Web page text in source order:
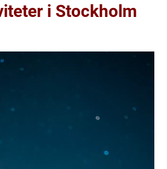
i Stockholm